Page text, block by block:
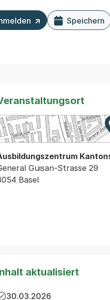
Link, wird in einem
Speichern
Guisan-Strasse 29
Basel
aktualisiert
30.03.2026